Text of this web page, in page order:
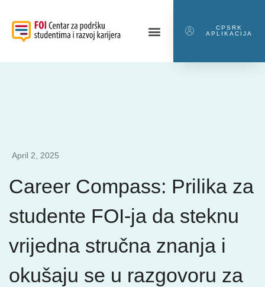
CPSRK
APLIKACIJA
April 2, 2025
Career Compass: Prilika za
studente FOI-ja da steknu
vrijedna stručna znanja i
okušaju se u razgovoru za